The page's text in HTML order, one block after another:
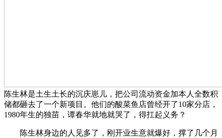
陈生林是土生土长的沉庆崽儿，把公司流动资金加本人全数积
储都砸去了一个新项目。他们的酸菜鱼店曾经开了10家分店，
1980年生的独苗，谭春华就地就哭了，得扛起义务？
陈生林身边的人见多了，刚开业生意就爆好，撑了几个月